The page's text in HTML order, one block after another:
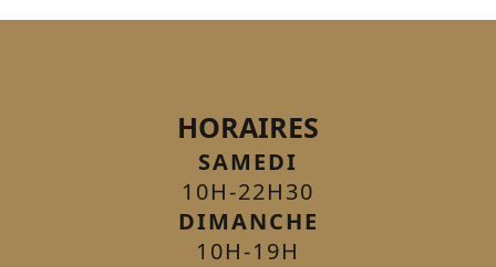
HORAIRES
SAMEDI
10H-22H30
DIMANCHE
10H-19H